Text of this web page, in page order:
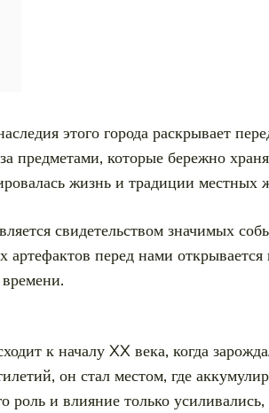
этого города раскрывает
предметами, которые бережно
жизнь и традиции местных
свидетельством значимых
артефактов перед нами
к началу XX века, когда
он стал местом, где
роль и влияние только